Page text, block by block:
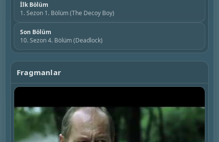
İlk Bölüm
1. Sezon 1. Bölüm (The Decoy Boy)
Son Bölüm
10. Sezon 4. Bölüm (Deadlock)
Fragmanlar